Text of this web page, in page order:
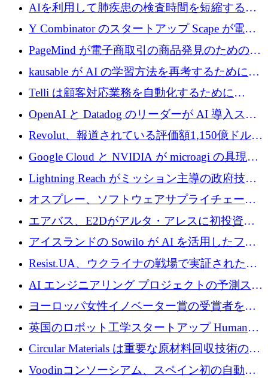
AIを利用して肺疾患の検査時間を短縮する英
国のヘルステック挑戦者が1900万ドルを獲得
Y Combinator のスタートアップ Scape が電子
メールを再考するために 320 万ドルを調達し
てステルスから浮上
PageMind が電子商取引の商品発見のための
AI を拡張するために 120 万ユーロを調達
kausable が AI の学習方法を再考するために
1,200 万ユーロを調達
Telli は顧客対応業務を自動化するために
1,500 万ドルのシードを確保
OpenAI と Datadog のリーダーが AI 導入スタ
ートアップ Arrakis を支援
Revolut、報道されている評価額1,150億ドルで
の新たな二次株式売却を確認
Google Cloud と NVIDIA が microagi の具現化
された AI の野望を推進
Lightning Reach がミッション主導の政府技術
グループとしてポートフォリオを拡大し ETG
に買収
オスプレー、ソフトウェアサプライチェーン
攻撃を阻止するために265万ドルを確保
エアバス、E2Dがアルタ・アレスに初投資、
欧州防衛技術ファンドに5億ユーロを拠出
アイスランドの Sowilo が AI を活用したファ
ッション製品インテリジェンス プラットフォ
ームを拡大するためにプレシードを調達
Resist.UA、ウクライナの戦場で実証された防
衛技術を拡大するために5,000万ユーロの欧州
基金を立ち上げる
AI エンジニアリング プロジェクトの予測スタ
ートアップ Cascade が a16z アクセラレータか
らの支援を獲得
ヨーロッパ女性イノベーター賞の受賞者を紹
介します
英国のロボット工学スタートアップ Humanoid
がシリーズ A 1 億 5,200 万ドルで評価額 13 億
5,000 万ドルに到達
Circular Materials は重要な原材料回収技術の拡
張に 1,180 万ユーロを確保
Voodinコンソーシアム、スペイン初の自動木